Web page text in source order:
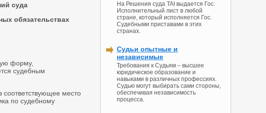
На Решения суда TAI выдается Гос.
Исполнительный лист в любой
стране, который исполняется Гос.
Судебными приставами в этих
странах.
Судьи опытные и
независимые
Требования к Судьям – высшее
юридическое образование и
навыками в различных профессиях.
Судью могут выбирать сами стороны,
обеспечивая независимость
процесса.
суда
обязательствах
форму,
судебным
соответствующее место
по судебному